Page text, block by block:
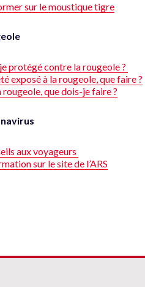
sur le moustique tigre
protégé contre la rougeole ?
exposé à la rougeole, que faire ?
rougeole, que dois-je faire ?
aux voyageurs
sur le site de l’ARS